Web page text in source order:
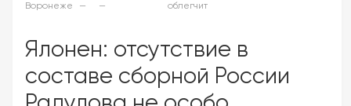
Воронеже
облегчит
Ялонен: отсутствие в
составе сборной России